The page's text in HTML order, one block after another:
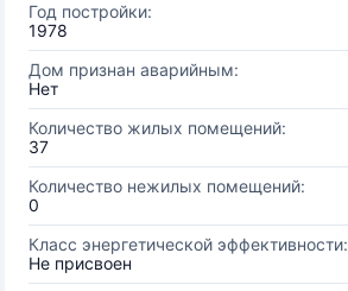
Год постройки:
1978
Дом признан аварийным:
Нет
Количество жилых помещений:
37
Количество нежилых помещений:
0
Класс энергетической эффективности:
Не присвоен